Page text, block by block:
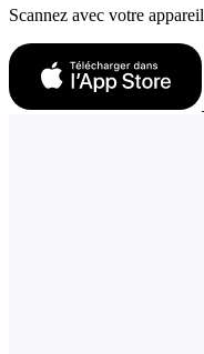
Scannez avec votre